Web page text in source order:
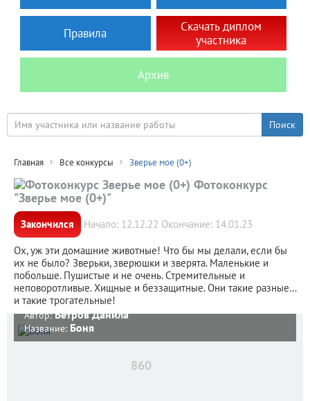
Правила
Скачать диплом
участника
Архив
Главная Все конкурсы Зверье мое (0+)
Фотоконкурс
"Зверье мое (0+)"
Закончился
Начало: 12.12.22 Окончание: 14.01.23
Ох, уж эти домашние животные! Что бы мы делали, если бы
их не было? Зверьки, зверюшки и зверята. Маленькие и
побольше. Пушистые и не очень. Стремительные и
неповоротливые. Хищные и беззащитные. Они такие разные...
и такие трогательные!
Автор:Ветров Данила
Название: Боня
860